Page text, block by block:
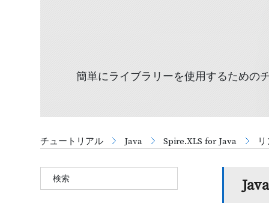
簡単にライブラリーを使用するための
チュートリアル Java Spire.XLS for Java